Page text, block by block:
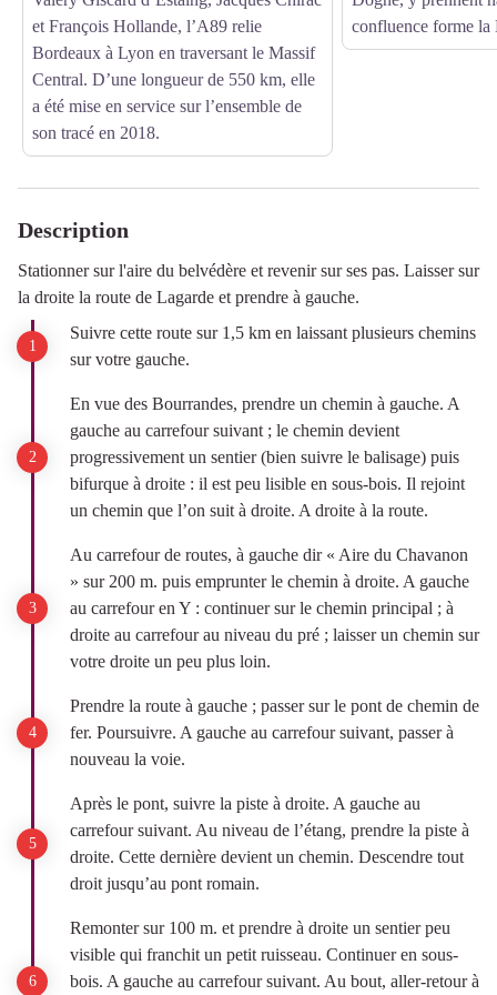
et François Hollande, l’A89 relie
Bordeaux à Lyon en traversant le Massif
Central. D’une longueur de 550 km, elle
a été mise en service sur l’ensemble de
son tracé en 2018.
confluence forme la
Description
Stationner sur l'aire du belvédère et revenir sur ses pas. Laisser sur
la droite la route de Lagarde et prendre à gauche.
Suivre cette route sur 1,5 km en laissant plusieurs chemins
sur votre gauche.
En vue des Bourrandes, prendre un chemin à gauche. A
gauche au carrefour suivant ; le chemin devient
progressivement un sentier (bien suivre le balisage) puis
bifurque à droite : il est peu lisible en sous-bois. Il rejoint
un chemin que l’on suit à droite. A droite à la route.
Au carrefour de routes, à gauche dir « Aire du Chavanon
» sur 200 m. puis emprunter le chemin à droite. A gauche
au carrefour en Y : continuer sur le chemin principal ; à
droite au carrefour au niveau du pré ; laisser un chemin sur
votre droite un peu plus loin.
Prendre la route à gauche ; passer sur le pont de chemin de
fer. Poursuivre. A gauche au carrefour suivant, passer à
nouveau la voie.
Après le pont, suivre la piste à droite. A gauche au
carrefour suivant. Au niveau de l’étang, prendre la piste à
droite. Cette dernière devient un chemin. Descendre tout
droit jusqu’au pont romain.
Remonter sur 100 m. et prendre à droite un sentier peu
visible qui franchit un petit ruisseau. Continuer en sous-
bois. A gauche au carrefour suivant. Au bout, aller-retour à